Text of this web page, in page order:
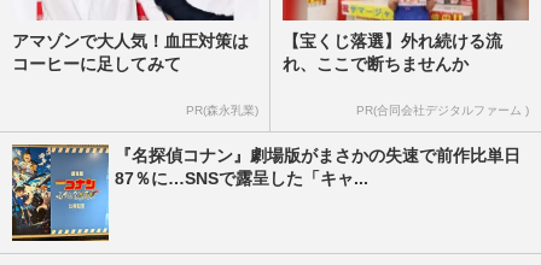
アマゾンで大人気！血圧対策は
コーヒーに足してみて
PR(森永乳業)
【宝くじ落選】外れ続ける流
れ、ここで断ちませんか
PR(合同会社デジタルファーム )
『名探偵コナン』劇場版がまさかの失速で前作比単日
87％に…SNSで露呈した「キャ...